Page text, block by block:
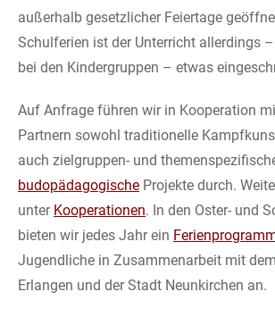
außerhalb gesetzlicher Feiertage
Schulferien ist der Unterricht allerdings
bei den Kindergruppen – etwas
Auf Anfrage führen wir in Kooperation
Partnern sowohl traditionelle
auch zielgruppen- und
budopädagogische Projekte durch.
unter Kooperationen. In den Oster- und
bieten wir jedes Jahr ein
Jugendliche in Zusammenarbeit mit
Erlangen und der Stadt Neunkirchen an.